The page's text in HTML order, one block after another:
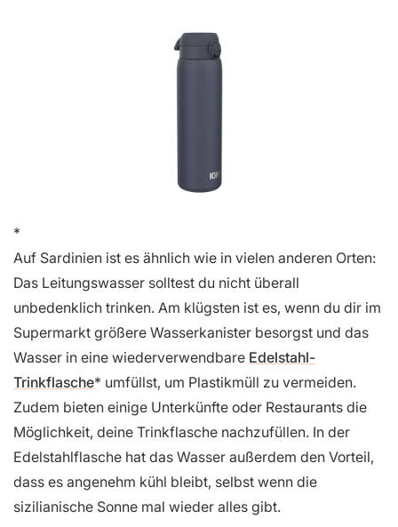
Auf Sardinien ist es ähnlich wie in vielen anderen Orten:
Das Leitungswasser solltest du nicht überall
unbedenklich trinken. Am klügsten ist es, wenn du dir im
Supermarkt größere Wasserkanister besorgst und das
Wasser in eine wiederverwendbare Edelstahl-
Trinkflasche
umfüllst, um Plastikmüll zu vermeiden.
Zudem bieten einige Unterkünfte oder Restaurants die
Möglichkeit, deine Trinkflasche nachzufüllen. In der
Edelstahlflasche hat das Wasser außerdem den Vorteil,
dass es angenehm kühl bleibt, selbst wenn die
sizilianische Sonne mal wieder alles gibt.